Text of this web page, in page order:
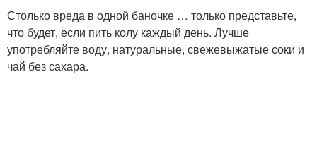
Столько вреда в одной баночке … только представьте,
что будет, если пить колу каждый день. Лучше
употребляйте воду, натуральные, свежевыжатые соки и
чай без сахара.